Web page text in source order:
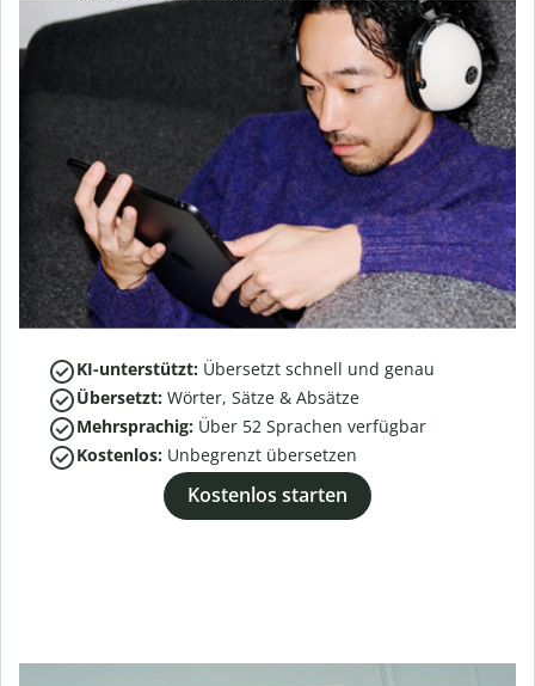
KI-unterstützt: Übersetzt schnell und genau
Übersetzt: Wörter, Sätze & Absätze
Mehrsprachig: Über 52 Sprachen verfügbar
Kostenlos: Unbegrenzt übersetzen
Kostenlos starten